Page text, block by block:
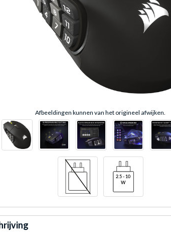
Afbeeldingen kunnen van het origineel afwijken.